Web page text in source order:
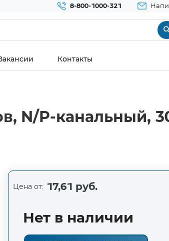
8-800-1000-321
Контакты
N/P-канальный,
Цена от: 17,61 руб.
Нет в наличии